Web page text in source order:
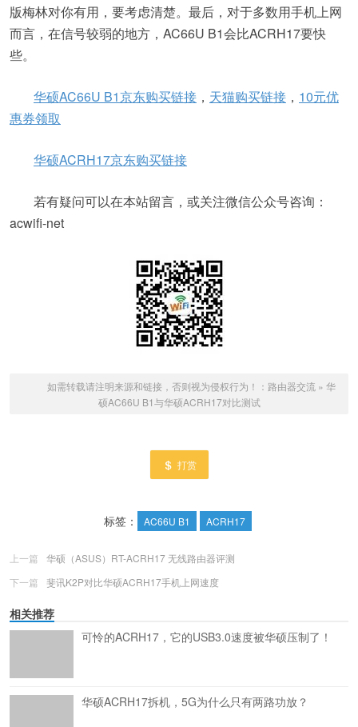
版梅林对你有用，要考虑清楚。最后，对于多数用手机上网
而言，在信号较弱的地方，AC66U B1会比ACRH17要快
些。
华硕AC66U B1京东购买链接 ， 天猫购买链接 ， 10元优
惠券领取
华硕ACRH17京东购买链接
若有疑问可以在本站留言，或关注微信公众号咨询：
acwifi-net
如需转载请注明来源和链接，否则视为侵权行为！： 路由器交流 » 华
硕AC66U B1与华硕ACRH17对比测试
打赏
标签： AC66U B1 ACRH17
上一篇
华硕（ASUS）RT-ACRH17 无线路由器评测
下一篇
斐讯K2P对比华硕ACRH17手机上网速度
相关推荐
可怜的ACRH17，它的USB3.0速度被华硕压制了！
华硕ACRH17拆机，5G为什么只有两路功放？